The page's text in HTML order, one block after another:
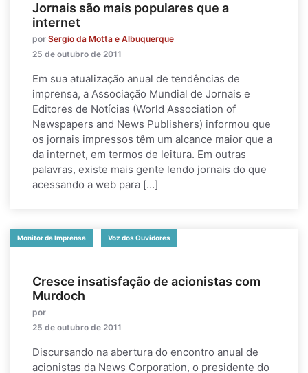
Jornais são mais populares que a
internet
por Sergio da Motta e Albuquerque
25 de outubro de 2011
Em sua atualização anual de tendências de
imprensa, a Associação Mundial de Jornais e
Editores de Notícias (World Association of
Newspapers and News Publishers) informou que
os jornais impressos têm um alcance maior que a
da internet, em termos de leitura. Em outras
palavras, existe mais gente lendo jornais do que
acessando a web para […]
Monitor da Imprensa Voz dos Ouvidores
Cresce insatisfação de acionistas com
Murdoch
por
25 de outubro de 2011
Discursando na abertura do encontro anual de
acionistas da News Corporation, o presidente do